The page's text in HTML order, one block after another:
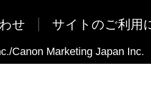
せ サイトのご利用
Canon Marketing Japan Inc.